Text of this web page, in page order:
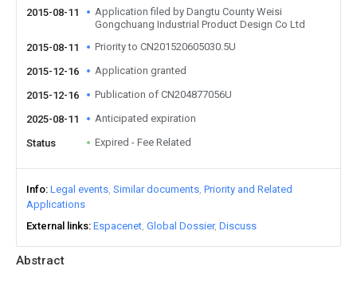
Abstract
2015-08-11
Application filed by Dangtu County Weisi
Gongchuang Industrial Product Design Co Ltd
2015-08-11
Priority to CN201520605030.5U
2015-12-16 Application granted
2015-12-16 Publication of CN204877056U
2025-08-11 Anticipated expiration
Status Expired - Fee Related
Info Legal events Similar documents Priority and Related
Applications
External links Espacenet Global Dossier Discuss